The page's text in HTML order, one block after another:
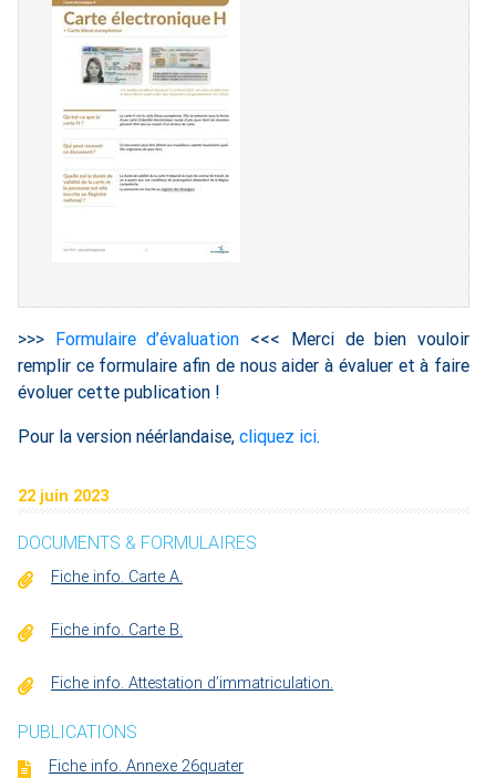
>>> Formulaire d’évaluation <<< Merci de bien vouloir
remplir ce formulaire afin de nous aider à évaluer et à faire
évoluer cette publication !
Pour la version néérlandaise, cliquez ici.
22 juin 2023
DOCUMENTS & FORMULAIRES
Fiche info. Carte A.
Fiche info. Carte B.
Fiche info. Attestation d’immatriculation.
PUBLICATIONS
Fiche info. Annexe 26quater